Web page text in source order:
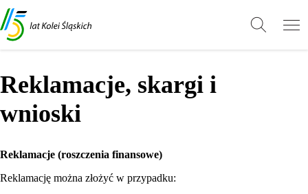
Przejdź
do
treści
Przejdź
do
stopki
Reklamacje, skargi i
wnioski
Reklamacje (roszczenia finansowe)
Reklamację można złożyć w przypadku:
Wróć
do
góry